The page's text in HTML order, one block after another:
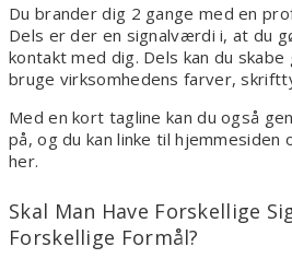
Du brander dig 2 gange med en
Dels er der en signalværdi i, at du
kontakt med dig. Dels kan du
bruge virksomhedens farver,
Med en kort tagline kan du også
på, og du kan linke til
her.
Skal Man Have Forskellige
Forskellige Formål?